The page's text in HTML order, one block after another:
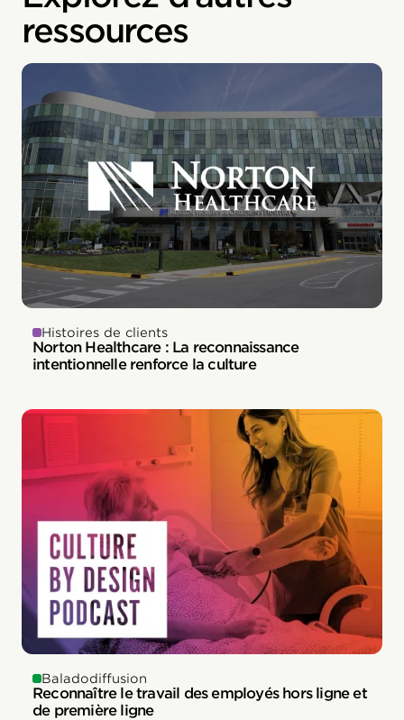
ressources
Histoires de clients
Norton Healthcare : La reconnaissance
intentionnelle renforce la culture
Baladodiffusion
Reconnaître le travail des employés hors ligne et
de première ligne